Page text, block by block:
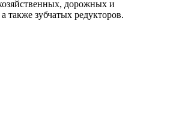
дорожных и
также зубчатых редукторов.